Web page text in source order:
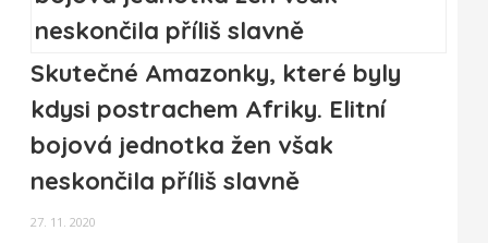
Skutečné Amazonky, které byly
kdysi postrachem Afriky. Elitní
bojová jednotka žen však
neskončila příliš slavně
27. 11. 2020